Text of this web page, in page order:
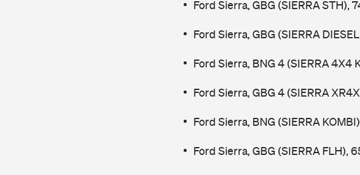
Ford Sierra, GBG (SIERRA STH),
Ford Sierra, GBG (SIERRA
Ford Sierra, BNG 4 (SIERRA 4X4
Ford Sierra, GBG 4 (SIERRA
Ford Sierra, BNG (SIERRA
Ford Sierra, GBG (SIERRA FLH),